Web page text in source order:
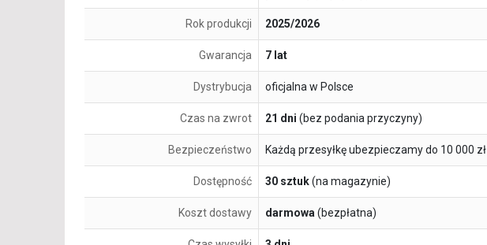
Rok produkcji 2025/2026
Gwarancja 7 lat
Dystrybucja oficjalna w Polsce
Czas na zwrot 21 dni (bez podania przyczyny)
Bezpieczeństwo Każdą przesyłkę ubezpieczamy do 10 000 zł
Dostępność 30 sztuk(na magazynie)
Koszt dostawy darmowa(bezpłatna)